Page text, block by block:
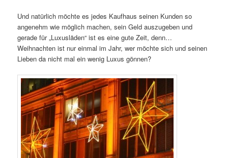
Und natürlich möchte es jedes Kaufhaus seinen Kunden so
angenehm wie möglich machen, sein Geld auszugeben und
gerade für „Luxusläden“ ist es eine gute Zeit, denn…
Weihnachten ist nur einmal im Jahr, wer möchte sich und seinen
Lieben da nicht mal ein wenig Luxus gönnen?